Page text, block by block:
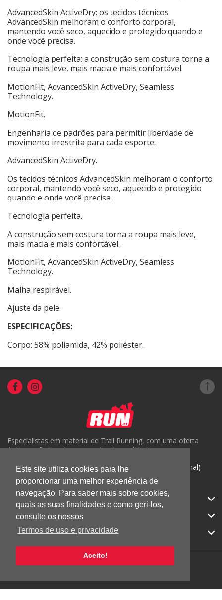
Este site utiliza cookies para lhe
proporcionar uma melhor experiência de
navegação. Para saber mais sobre cookies,
quais as suas finalidades e como geri-los,
consulte os nossos
Termos de uso e privacidade
Aceito!
AdvancedSkin ActiveDry: os tecidos técnicos
AdvancedSkin melhoram o conforto corporal,
mantendo você seco, aquecido e protegido quando e
onde você precisa.
Tecnologia perfeita: a construção sem costura torna a
roupa mais leve, mais macia e mais confortável.
MotionFit, AdvancedSkin ActiveDry, Seamless
Technology.
MotionFit.
Engenharia de padrões para permitir liberdade de
movimento irrestrita para cada esporte.
AdvancedSkin ActiveDry.
Os tecidos técnicos AdvancedSkin melhoram o conforto
corporal, mantendo você seco, aquecido e protegido
quando e onde você precisa.
Tecnologia perfeita.
A construção sem costura torna a roupa mais leve,
mais macia e mais confortável.
MotionFit, AdvancedSkin ActiveDry, Seamless
Technology.
Malha respirável.
Ajuste da pele.
ESPECIFICAÇÕES:
Corpo: 58% poliamida, 42% poliéster.
Especialistas em material de Trail Running, com uma oferta
única em Portugal e um serviço de qualidade.
( +351) 918816191 (Chamada para rede móvel nacional)
geral@run.pt
CATEGORIAS
APOIO AO CLIENTE
© 2026 RUN |Todos os direitos reservados.